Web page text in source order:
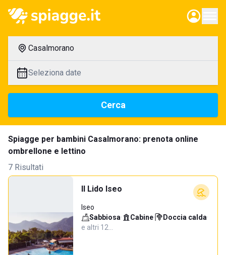
Casalmorano
Seleziona date
Cerca
Spiagge per bambini Casalmorano: prenota online
ombrellone e lettino
7 Risultati
Il Lido Iseo
Iseo
Sabbiosa· Cabine· Doccia calda·
e altri 12…